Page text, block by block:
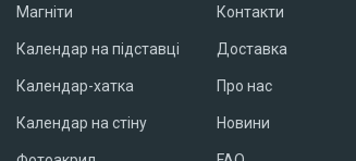
Магніти
Календар на підставці
Календар-хатка
Календар на стіну
Контакти
Доставка
Про нас
Новини